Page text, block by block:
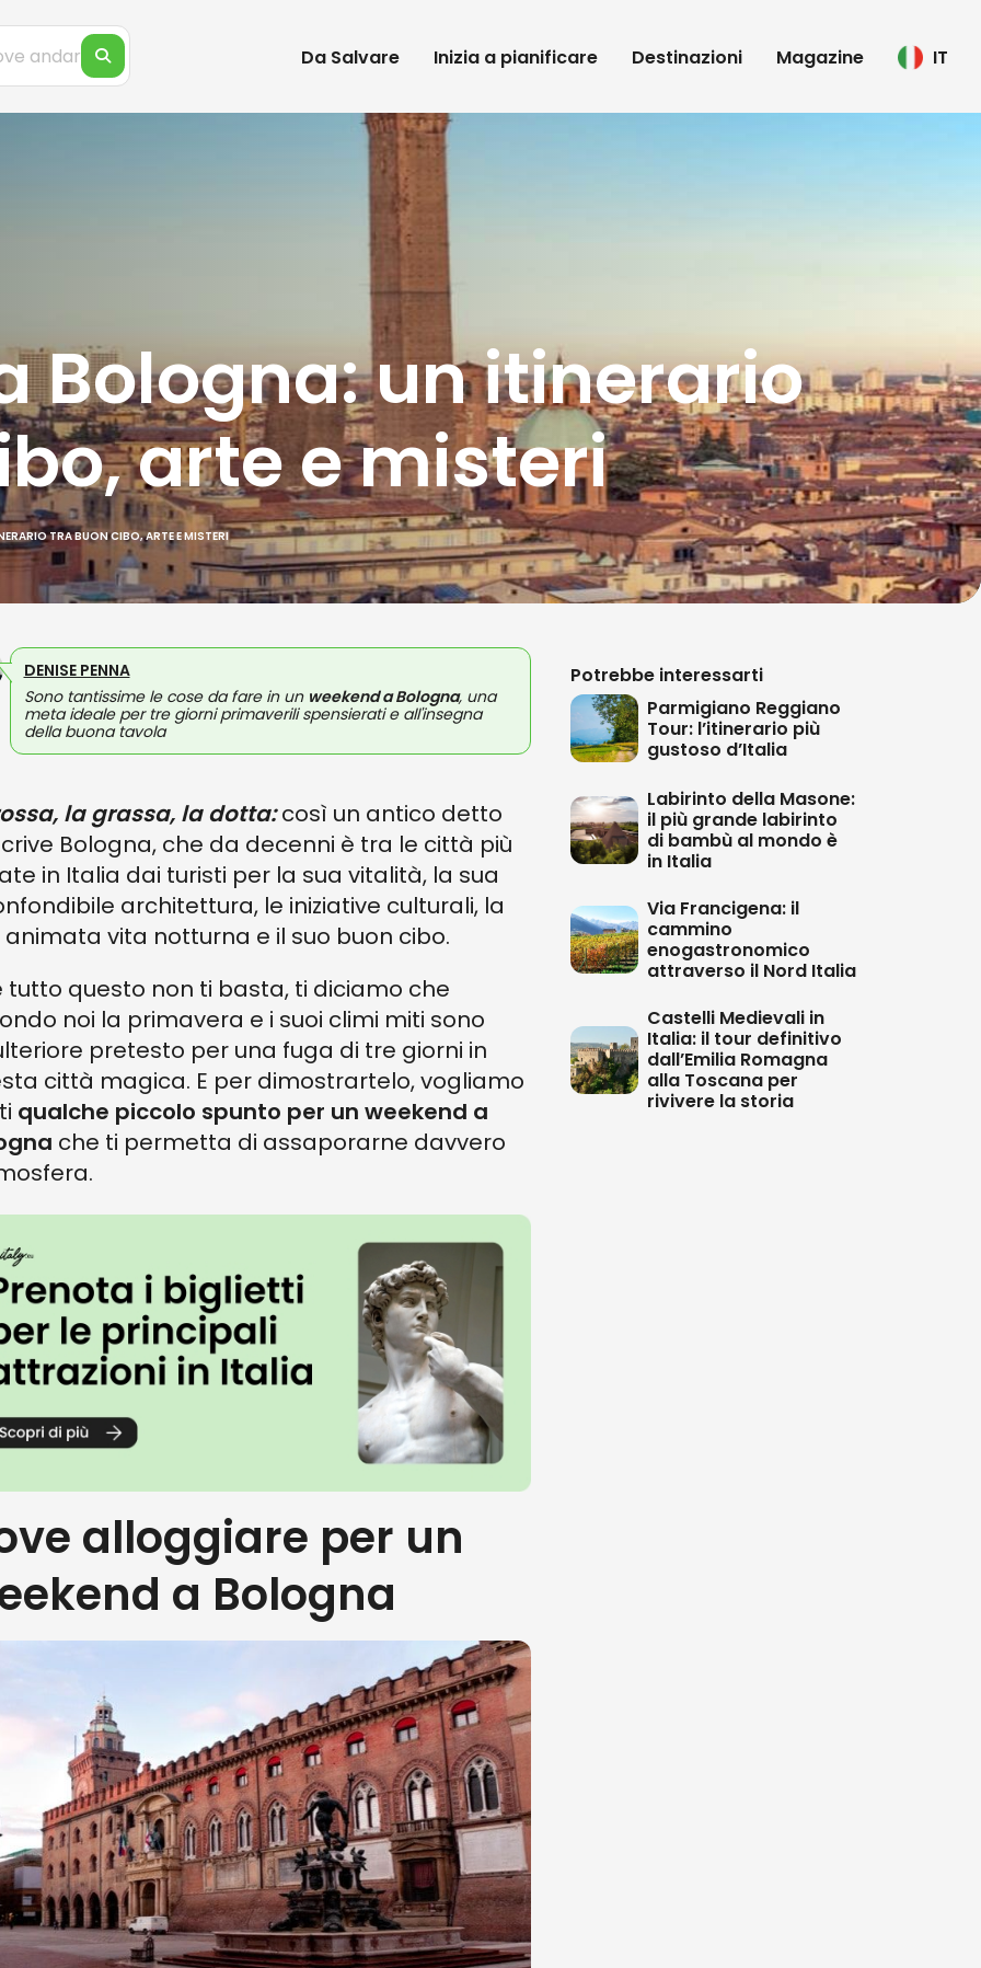
Da Salvare Inizia a pianificare Destinazioni Magazine IT
Bologna: un itinerario
arte e misteri
TRA BUON CIBO, ARTE E MISTERI
DENISE PENNA
Sono tantissime le cose da fare in un weekend a Bologna, una
meta ideale per tre giorni primaverili spensierati e all'insegna
della buona tavola
la grassa, la dotta:così un antico detto
Bologna, che da decenni è tra le città più
in Italia dai turisti per la sua vitalità, la sua
architettura, le iniziative culturali, la
animata vita notturna e il suo buon cibo.
tutto questo non ti basta, ti diciamo che
noi la primavera e i suoi climi miti sono
pretesto per una fuga di tre giorni in
città magica. E per dimostrartelo, vogliamo
qualche piccolo spunto per un weekend a
che ti permetta di assaporarne davvero
alloggiare per un
a Bologna
Potrebbe interessarti
Parmigiano Reggiano
Tour: l’itinerario più
gustoso d’Italia
Labirinto della Masone:
il più grande labirinto
di bambù al mondo è
in Italia
Via Francigena: il
cammino
enogastronomico
attraverso il Nord Italia
Castelli Medievali in
Italia: il tour definitivo
dall’Emilia Romagna
alla Toscana per
rivivere la storia